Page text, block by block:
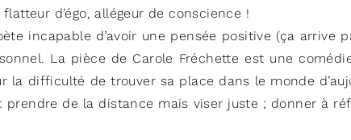
d’égo, allégeur de conscience !
incapable d’avoir une pensée positive (ça arrive
La pièce de Carole Fréchette est une
difficulté de trouver sa place dans le monde
prendre de la distance mais viser juste ; donner à